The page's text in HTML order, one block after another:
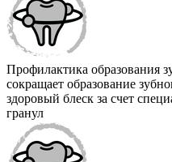
Профилактика образования
сокращает образование
здоровый блеск за счет
гранул